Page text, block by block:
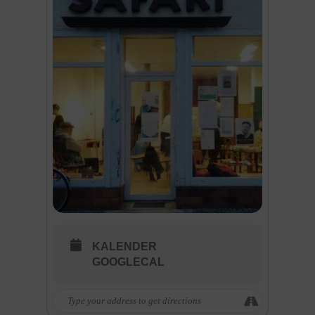
KALENDER
GOOGLECAL